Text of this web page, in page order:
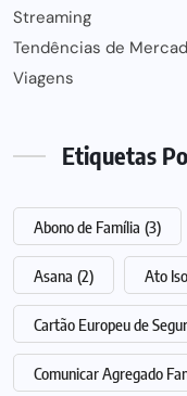
Streaming
Tendências de
Viagens
Etiquetas
Abono de Família (3)
Asana (2) Ato
Cartão Europeu de
Comunicar Agregado